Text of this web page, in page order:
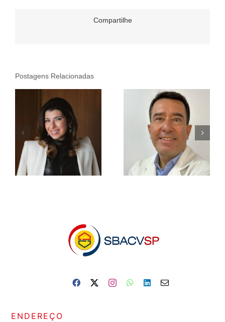
Compartilhe
Postagens Relacionadas
ENDEREÇO